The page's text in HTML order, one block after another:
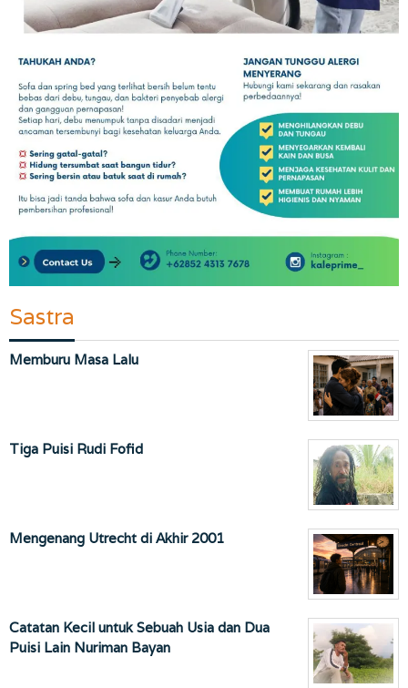
Sastra
Memburu Masa Lalu
Tiga Puisi Rudi Fofid
Mengenang Utrecht di Akhir 2001
Catatan Kecil untuk Sebuah Usia dan Dua
Puisi Lain Nuriman Bayan